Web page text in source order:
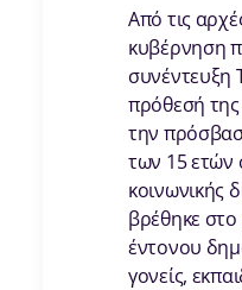
Από τις
κυβέρνηση
συνέντευξη
πρόθεσή
την
των 15 ετών
κοινωνικής
βρέθηκε στο
έντονου
γονείς,